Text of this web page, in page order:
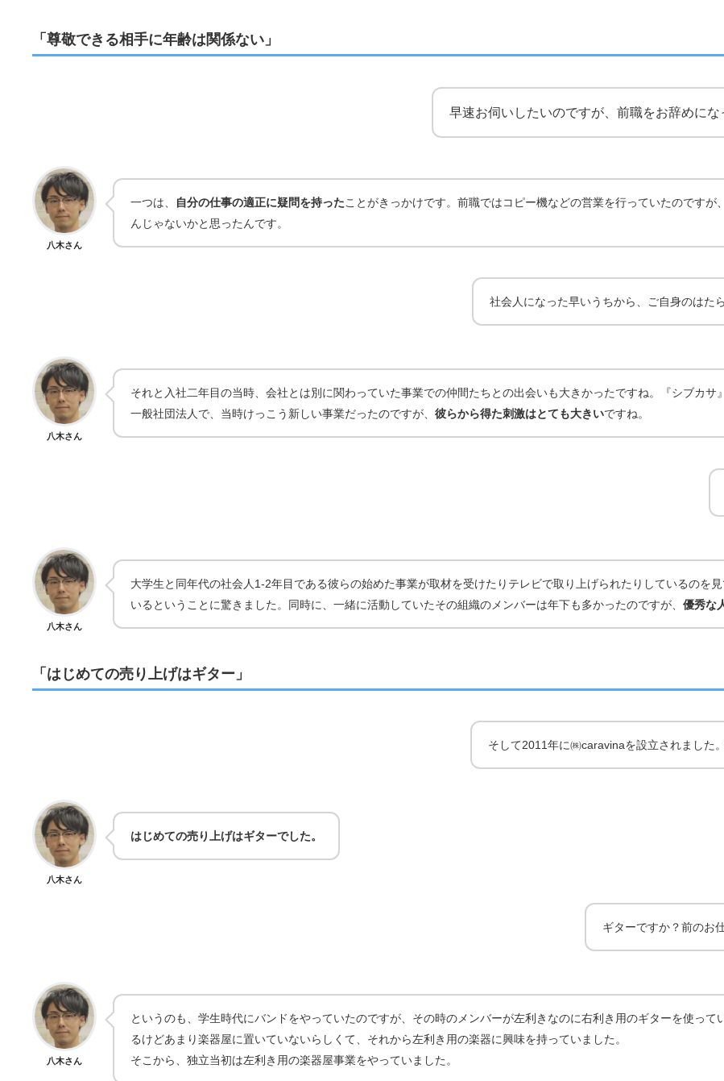
「尊敬できる相手に年齢は関係ない」
早速お伺いしたいのですが、前職をお辞めに
八木さん
一つは、 自分の仕事の適正に疑問を持ったことがきっかけです。前職ではコピー機などの営業を行っていたのです
んじゃないかと思ったんです。
社会人になった早いうちから、ご自身のはた
八木さん
それと入社二年目の当時、会社とは別に関わっていた事業での仲間たちとの出会いも大きかったですね。『シブカ
一般社団法人で、当時けっこう新しい事業だったのですが、 彼らから得た刺激はとても大きいですね。
八木さん
大学生と同年代の社会人1-2年目である彼らの始めた事業が取材を受けたりテレビで取り上げられたりしているのを
いるということに驚きました。同時に、一緒に活動していたその組織のメンバーは年下も多かったのですが、 優秀な
「はじめての売り上げはギター」
そして2011年に㈱caravinaを設立されました
八木さん
はじめての売り上げはギターでした。
ギターですか？前のお
八木さん
というのも、学生時代にバンドをやっていたのですが、その時のメンバーが左利きなのに右利き用のギターを使っ
るけどあまり楽器屋に置いていないらしくて、それから左利き用の楽器に興味を持っていました。
そこから、独立当初は左利き用の楽器屋事業をやっていました。